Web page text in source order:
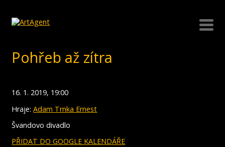
Pohřeb až zítra
16. 1. 2019, 19:00
Hraje:Adam Trnka Ernest
Švandovo divadlo
PŘIDAT DO GOOGLE KALENDÁŘE